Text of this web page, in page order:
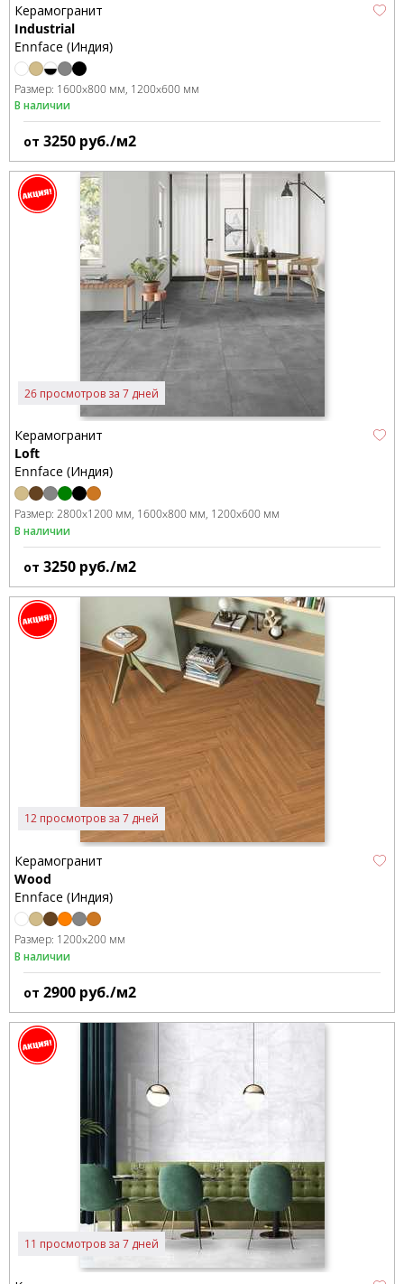
Керамогранит
Industrial
Ennface (Индия)
Размер: 1600x800 мм 1200x600 мм
В наличии
от 3250 руб./м2
26 просмотров за 7 дней
Керамогранит
Loft
Ennface (Индия)
Размер: 2800x1200 мм 1600x800 мм 1200x600 мм
В наличии
от 3250 руб./м2
12 просмотров за 7 дней
Керамогранит
Wood
Ennface (Индия)
Размер: 1200x200 мм
В наличии
от 2900 руб./м2
11 просмотров за 7 дней